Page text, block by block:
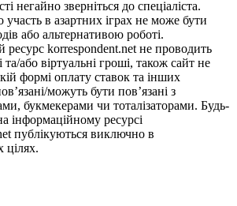
негайно зверніться до спеціаліста.
в азартних іграх не може бути
або альтернативою роботі.
ресурс korrespondent.net не проводить
та/або віртуальні гроші, також сайт не
формі оплату ставок та інших
можуть бути пов’язані з
букмекерами чи тоталізаторами. Будь-
інформаційному ресурсі
публікуються виключно в
цілях.